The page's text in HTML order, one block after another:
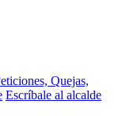
Quejas,
Escríbale al alcalde